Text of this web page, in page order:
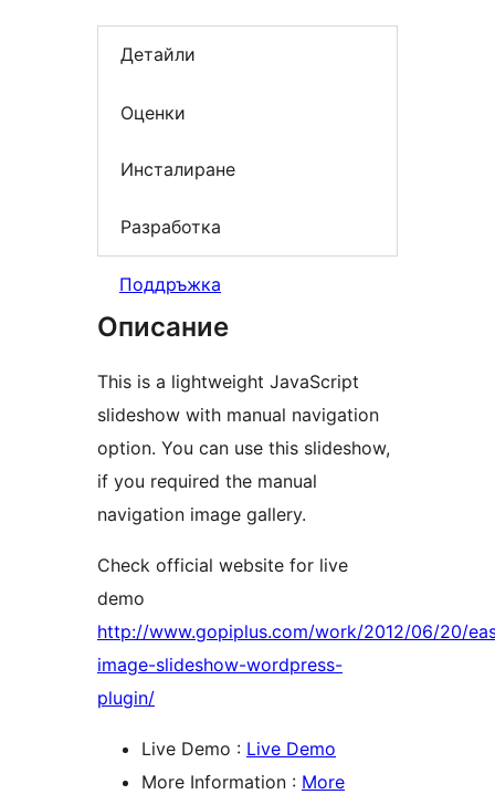
Детайли
Оценки
Инсталиране
Разработка
Поддръжка
Описание
This is a lightweight JavaScript
slideshow with manual navigation
option. You can use this slideshow,
if you required the manual
navigation image gallery.
Check official website for live
demo
http://www.gopiplus.com/work/2012/06/20/
image-slideshow-wordpress-
plugin/
Live Demo : Live Demo
More Information : More